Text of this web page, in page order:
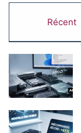
Récent